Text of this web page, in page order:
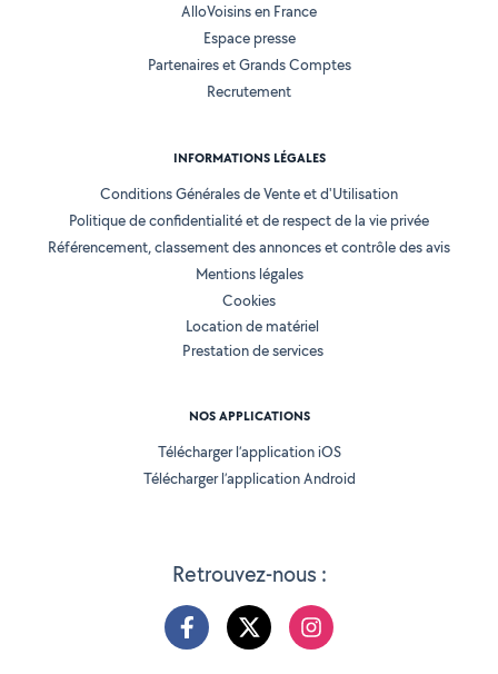
Retrouvez-nous :
AlloVoisins en France
Espace presse
Partenaires et Grands Comptes
Recrutement
INFORMATIONS LÉGALES
Conditions Générales de Vente et d'Utilisation
Politique de confidentialité et de respect de la vie privée
Référencement, classement des annonces et contrôle des avis
Mentions légales
Cookies
Location de matériel
Prestation de services
NOS APPLICATIONS
Télécharger l’application iOS
Télécharger l’application Android